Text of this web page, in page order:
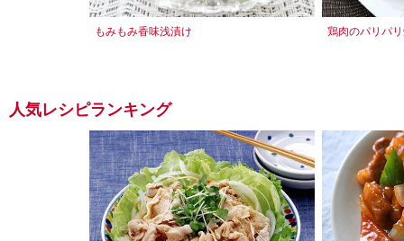
もみもみ香味浅漬け 鶏肉のパリパ
人気レシピランキング